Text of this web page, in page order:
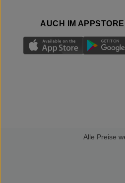
AUCH IM APPSTORE
Alle Preise